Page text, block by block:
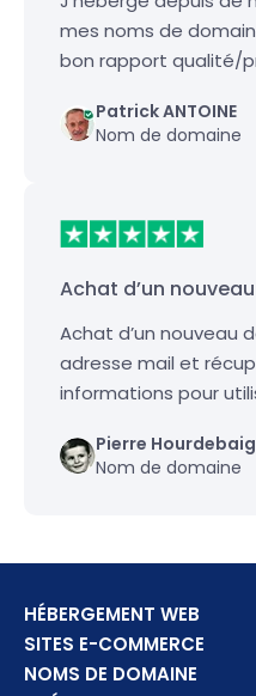
mes noms de
bon rapport qualité/
Patrick ANTOINE
Nom de domaine
Achat d’un
Achat d’un nouveau
adresse mail et
informations pour
Pierre
Nom de domaine
HÉBERGEMENT WEB
SITES E-COMMERCE
NOMS DE DOMAINE